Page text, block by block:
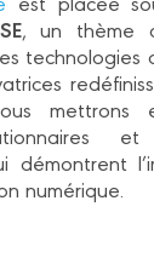
, un thème
technologies
mettrons
démontrent
numérique.